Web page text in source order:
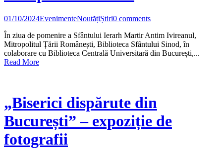
01/10/2024EvenimenteNoutățiȘtiri0 comments
În ziua de pomenire a Sfântului Ierarh Martir Antim Ivireanul,
Mitropolitul Țării Românești, Biblioteca Sfântului Sinod, în
colaborare cu Biblioteca Centrală Universitară din București,...
Read More
„Biserici dispărute din
București” – expoziție de
fotografii